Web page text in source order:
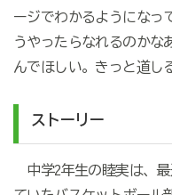
ージでわかるようになっ
うやったらなれるのか
んでほしい。きっと道し
ストーリー
中学2年生の睦実は、最